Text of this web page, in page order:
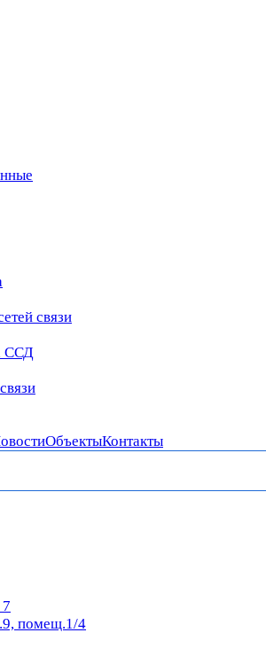
связи
ССД
ОбъектыКонтакты
помещ.1/4